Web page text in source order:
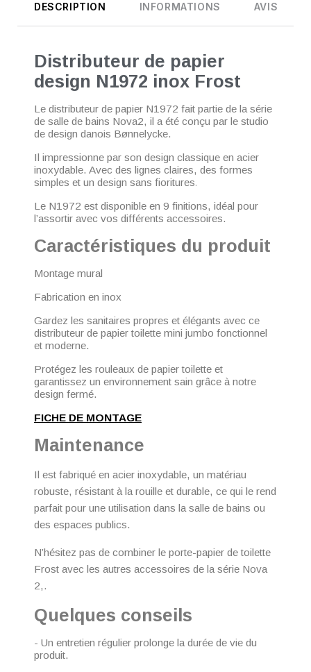
DESCRIPTION INFORMATIONS AVIS
Distributeur de papier
design N1972 inox Frost
Le distributeur de papier N1972 fait partie de la série
de salle de bains Nova2, il a été conçu par le studio
de design danois Bønnelycke.
Il impressionne par son design classique en acier
inoxydable. Avec des lignes claires, des formes
simples et un design sans fioritures.
Le N1972 est disponible en 9 finitions, idéal pour
l’assortir avec vos différents accessoires.
Caractéristiques du produit
Montage mural
Fabrication en inox
Gardez les sanitaires propres et élégants avec ce
distributeur de papier toilette mini jumbo fonctionnel
et moderne.
Protégez les rouleaux de papier toilette et
garantissez un environnement sain grâce à notre
design fermé.
FICHE DE MONTAGE
Maintenance
Il est fabriqué en acier inoxydable, un matériau
robuste, résistant à la rouille et durable, ce qui le rend
parfait pour une utilisation dans la salle de bains ou
des espaces publics.
N’hésitez pas de combiner le porte-papier de toilette
Frost avec les autres accessoires de la série Nova
2,.
Quelques conseils
- Un entretien régulier prolonge la durée de vie du
produit.